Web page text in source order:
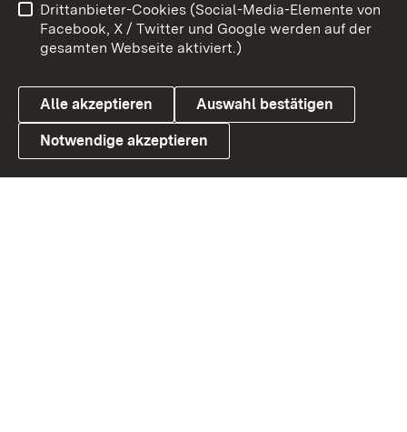
Link zum Landesportal
Barrierefreiheit
Datenschutz
Cookies
Drittanbieter-Cookies (Social-Media-Elemente von
Facebook, X / Twitter und Google werden auf der
gesamten Webseite aktiviert.)
Alle akzeptieren Auswahl bestätigen
Notwendige akzeptieren